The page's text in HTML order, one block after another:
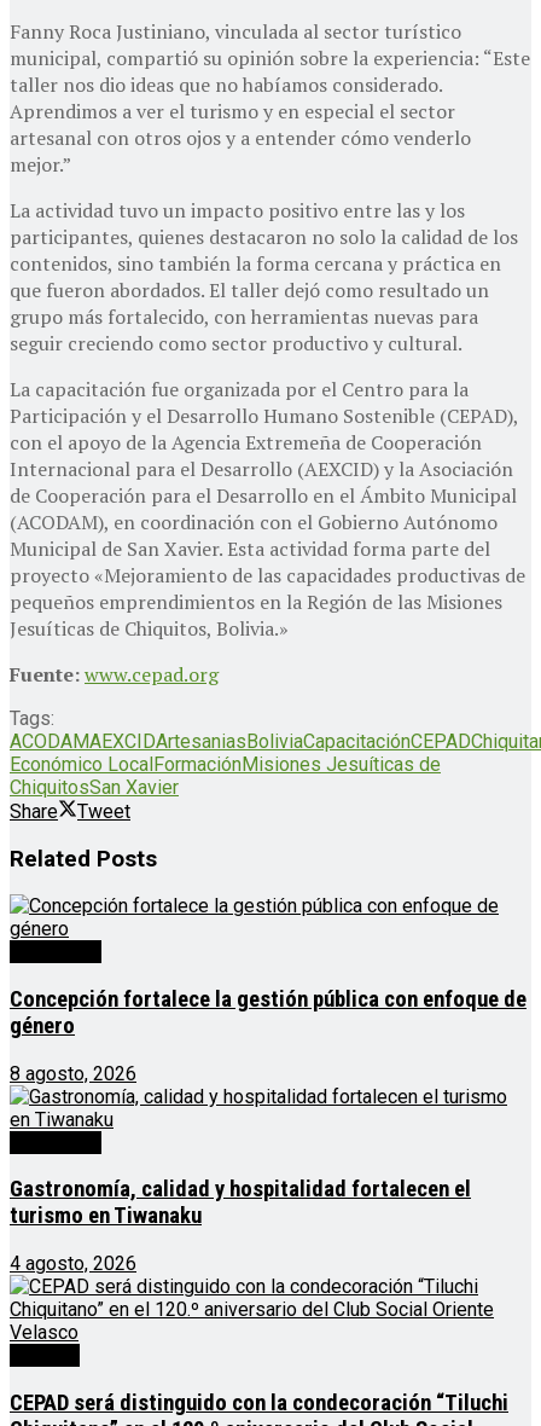
Fanny Roca Justiniano, vinculada al sector turístico
municipal, compartió su opinión sobre la experiencia: “Este
taller nos dio ideas que no habíamos considerado.
Aprendimos a ver el turismo y en especial el sector
artesanal con otros ojos y a entender cómo venderlo
mejor.”
La actividad tuvo un impacto positivo entre las y los
participantes, quienes destacaron no solo la calidad de los
contenidos, sino también la forma cercana y práctica en
que fueron abordados. El taller dejó como resultado un
grupo más fortalecido, con herramientas nuevas para
seguir creciendo como sector productivo y cultural.
La capacitación fue organizada por el Centro para la
Participación y el Desarrollo Humano Sostenible (CEPAD),
con el apoyo de la Agencia Extremeña de Cooperación
Internacional para el Desarrollo (AEXCID) y la Asociación
de Cooperación para el Desarrollo en el Ámbito Municipal
(ACODAM), en coordinación con el Gobierno Autónomo
Municipal de San Xavier. Esta actividad forma parte del
proyecto «Mejoramiento de las capacidades productivas de
pequeños emprendimientos en la Región de las Misiones
Jesuíticas de Chiquitos, Bolivia.»
Fuente:www.cepad.org
Tags:
ACODAMAEXCIDArtesaniasBoliviaCapacitaciónCEPAD
Económico LocalFormaciónMisiones Jesuíticas de
ChiquitosSan Xavier
Share
Tweet
Related Posts
Concepción fortalece la gestión pública con enfoque de
género
8 agosto, 2026
Gastronomía, calidad y hospitalidad fortalecen el
turismo en Tiwanaku
4 agosto, 2026
CEPAD será distinguido con la condecoración “Tiluchi